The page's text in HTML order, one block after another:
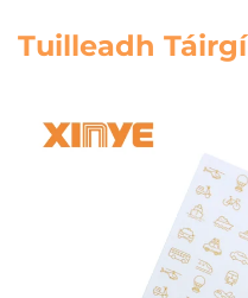
Tuilleadh Táirgí